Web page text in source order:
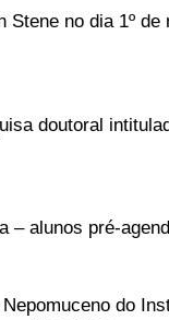
no dia 1º
doutoral
– alunos pré-
do